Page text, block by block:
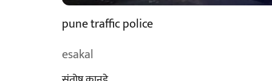
pune traffic police
esakal